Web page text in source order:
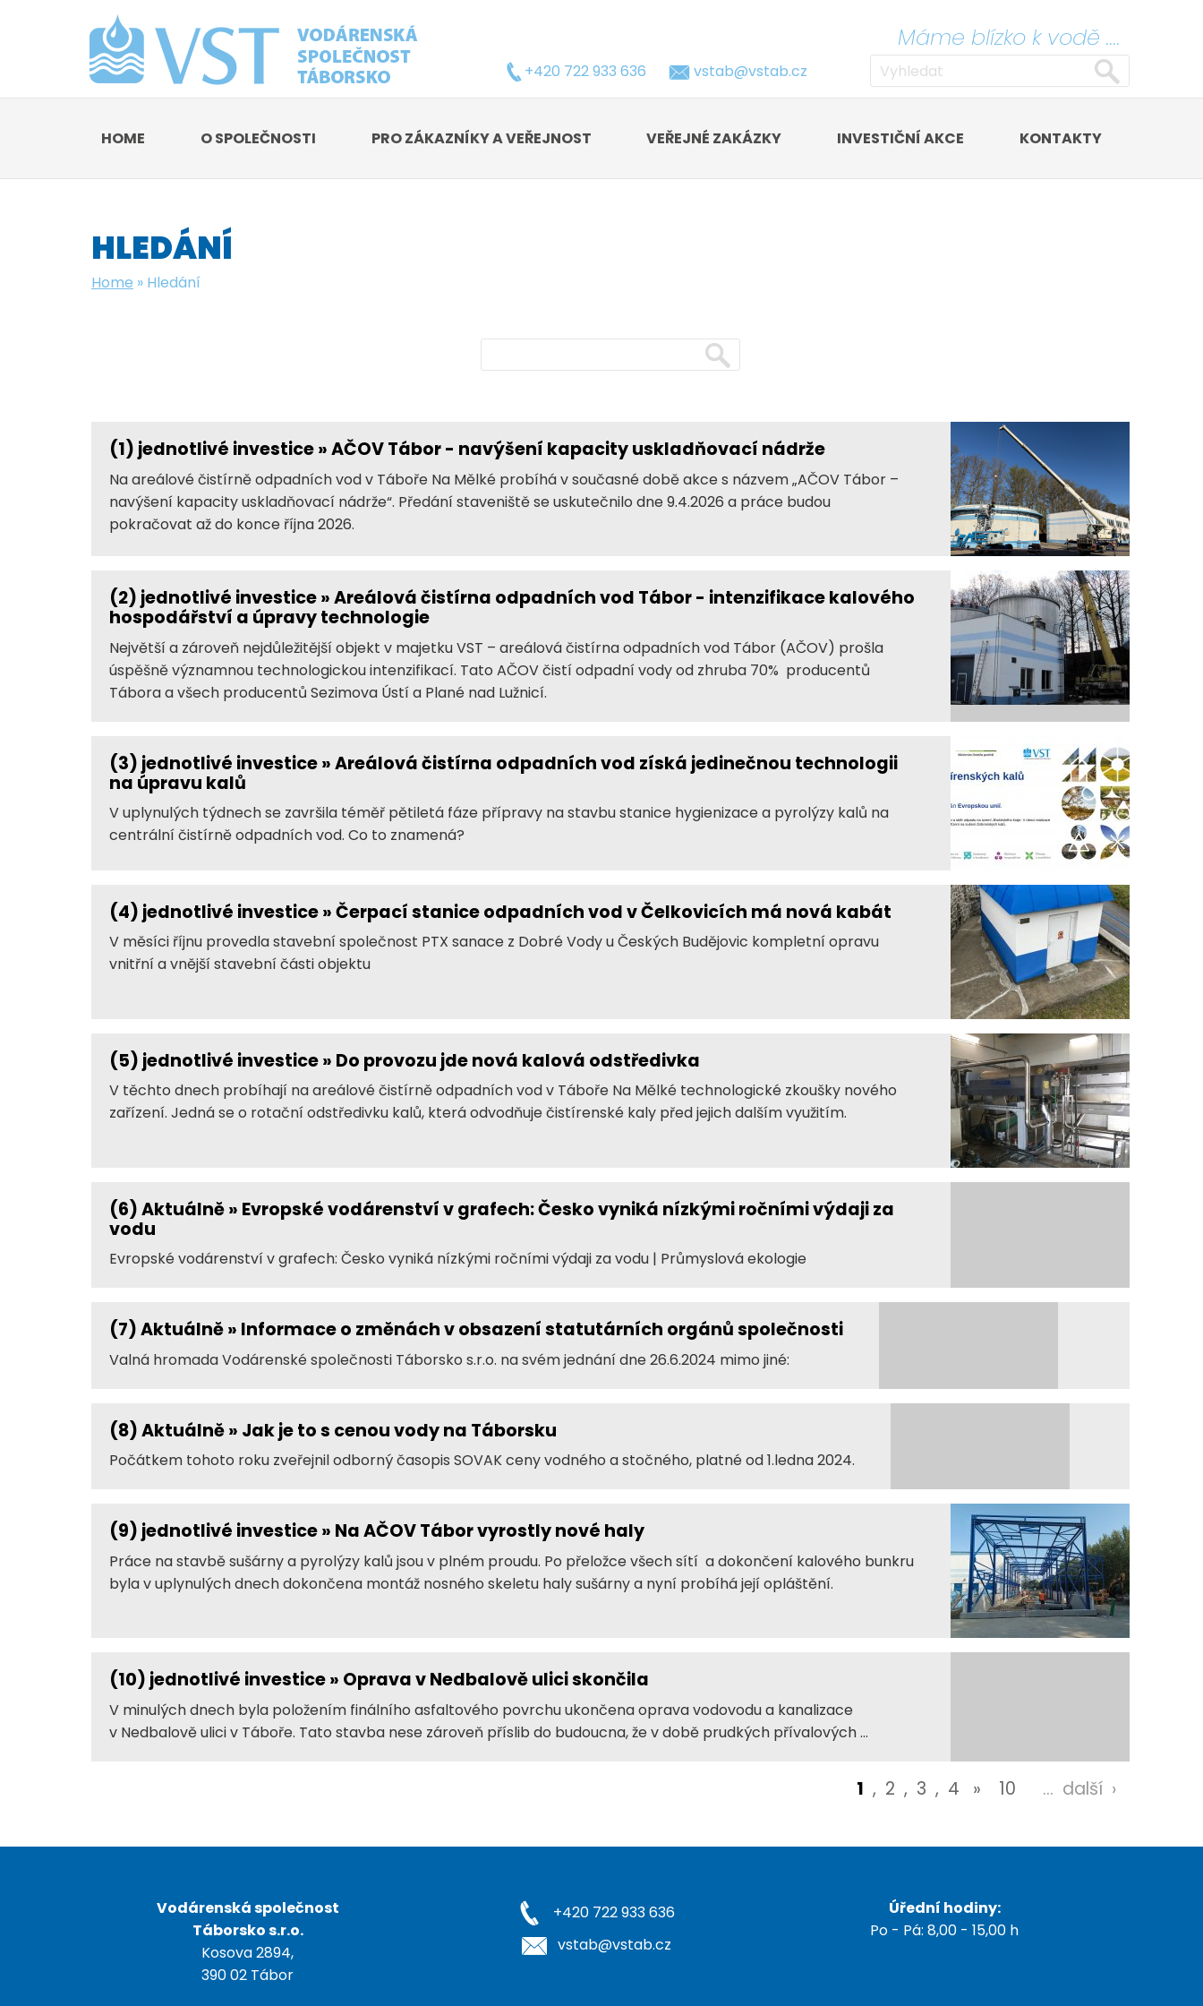
Máme blízko k vodě ....
+420 722 933 636 vstab@vstab.cz
HOME O SPOLEČNOSTI PRO ZÁKAZNÍKY A VEŘEJNOST VEŘEJNÉ ZAKÁZKY INVESTIČNÍ AKCE KONTAKTY
HLEDÁNÍ
Home » Hledání
(1) jednotlivé investice » AČOV Tábor - navýšení kapacity uskladňovací nádrže
Na areálové čistírně odpadních vod v Táboře Na Mělké probíhá v současné době akce s názvem „AČOV Tábor –
navýšení kapacity uskladňovací nádrže“. Předání staveniště se uskutečnilo dne 9.4.2026 a práce budou
pokračovat až do konce října 2026.
(2) jednotlivé investice » Areálová čistírna odpadních vod Tábor - intenzifikace kalového
hospodářství a úpravy technologie
Největší a zároveň nejdůležitější objekt v majetku VST – areálová čistírna odpadních vod Tábor (AČOV) prošla
úspěšně významnou technologickou intenzifikací. Tato AČOV čistí odpadní vody od zhruba 70% producentů
Tábora a všech producentů Sezimova Ústí a Plané nad Lužnicí.
(3) jednotlivé investice » Areálová čistírna odpadních vod získá jedinečnou technologii
na úpravu kalů
V uplynulých týdnech se završila téměř pětiletá fáze přípravy na stavbu stanice hygienizace a pyrolýzy kalů na
centrální čistírně odpadních vod. Co to znamená?
(4) jednotlivé investice » Čerpací stanice odpadních vod v Čelkovicích má nová kabát
V měsíci říjnu provedla stavební společnost PTX sanace z Dobré Vody u Českých Budějovic kompletní opravu
vnitřní a vnější stavební části objektu
(5) jednotlivé investice » Do provozu jde nová kalová odstředivka
V těchto dnech probíhají na areálové čistírně odpadních vod v Táboře Na Mělké technologické zkoušky nového
zařízení. Jedná se o rotační odstředivku kalů, která odvodňuje čistírenské kaly před jejich dalším využitím.
(6)Aktuálně » Evropské vodárenství v grafech: Česko vyniká nízkými ročními výdaji za
vodu
Evropské vodárenství v grafech: Česko vyniká nízkými ročními výdaji za vodu | Průmyslová ekologie
(7)Aktuálně » Informace o změnách v obsazení statutárních orgánů společnosti
Valná hromada Vodárenské společnosti Táborsko s.r.o. na svém jednání dne 26.6.2024 mimo jiné:
(8)Aktuálně » Jak je to s cenou vody na Táborsku
Počátkem tohoto roku zveřejnil odborný časopis SOVAK ceny vodného a stočného, platné od 1.ledna 2024.
(9) jednotlivé investice » Na AČOV Tábor vyrostly nové haly
Práce na stavbě sušárny a pyrolýzy kalů jsou v plném proudu. Po přeložce všech sítí a dokončení kalového bunkru
byla v uplynulých dnech dokončena montáž nosného skeletu haly sušárny a nyní probíhá její opláštění.
(10) jednotlivé investice » Oprava v Nedbalově ulici skončila
V minulých dnech byla položením finálního asfaltového povrchu ukončena oprava vodovodu a kanalizace
v Nedbalově ulici v Táboře. Tato stavba nese zároveň příslib do budoucna, že v době prudkých přívalových ...
1 , 2 , 3 , 4 » 10 ... další
Vodárenská společnost
Táborsko s.r.o.
Kosova 2894,
390 02 Tábor
+420 722 933 636
vstab@vstab.cz
Úřední hodiny:
Po - Pá: 8,00 - 15,00 h